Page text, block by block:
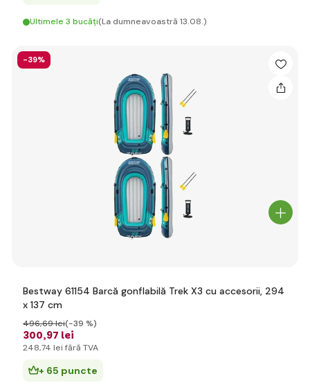
Ultimele 3 bucăți(La dumneavoastră 13.08.)
-39%
Bestway 61154 Barcă gonflabilă Trek X3 cu accesorii, 294
x 137 cm
300,97 lei
496,69 lei(-39 %)
248,74 lei fără TVA
+ 65 puncte